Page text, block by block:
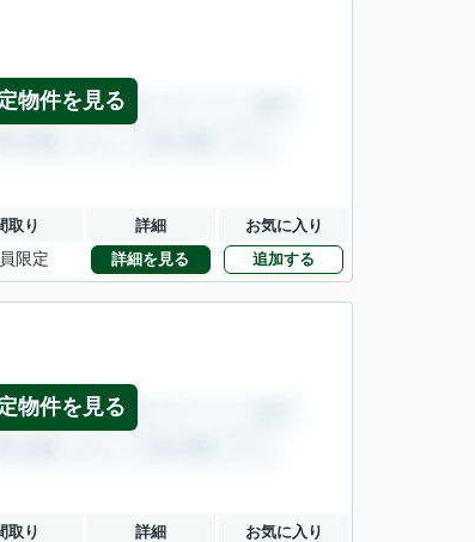
物件を見る
取り 詳細 お気に入り
限定 詳細を見る 追加する
物件を見る
取り 詳細 お気に入り